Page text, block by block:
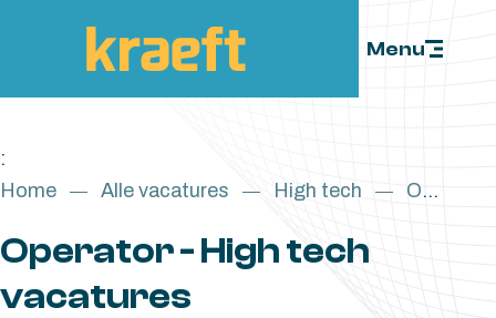
Menu
:
Home
Alle vacatures High tech Operator
Operator - High tech
vacatures